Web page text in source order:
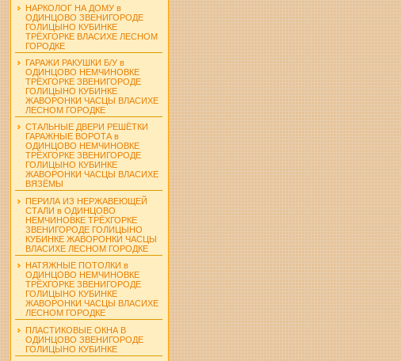
НАРКОЛОГ НА ДОМУ в
ОДИНЦОВО ЗВЕНИГОРОДЕ
ГОЛИЦЫНО КУБИНКЕ
ТРЁХГОРКЕ ВЛАСИХЕ ЛЕСНОМ
ГОРОДКЕ
ГАРАЖИ РАКУШКИ Б/У в
ОДИНЦОВО НЕМЧИНОВКЕ
ТРЁХГОРКЕ ЗВЕНИГОРОДЕ
ГОЛИЦЫНО КУБИНКЕ
ЖАВОРОНКИ ЧАСЦЫ ВЛАСИХЕ
ЛЕСНОМ ГОРОДКЕ
СТАЛЬНЫЕ ДВЕРИ РЕШЁТКИ
ГАРАЖНЫЕ ВОРОТА в
ОДИНЦОВО НЕМЧИНОВКЕ
ТРЁХГОРКЕ ЗВЕНИГОРОДЕ
ГОЛИЦЫНО КУБИНКЕ
ЖАВОРОНКИ ЧАСЦЫ ВЛАСИХЕ
ВЯЗЁМЫ
ПЕРИЛА ИЗ НЕРЖАВЕЮЩЕЙ
СТАЛИ в ОДИНЦОВО
НЕМЧИНОВКЕ ТРЁХГОРКЕ
ЗВЕНИГОРОДЕ ГОЛИЦЫНО
КУБИНКЕ ЖАВОРОНКИ ЧАСЦЫ
ВЛАСИХЕ ЛЕСНОМ ГОРОДКЕ
НАТЯЖНЫЕ ПОТОЛКИ в
ОДИНЦОВО НЕМЧИНОВКЕ
ТРЁХГОРКЕ ЗВЕНИГОРОДЕ
ГОЛИЦЫНО КУБИНКЕ
ЖАВОРОНКИ ЧАСЦЫ ВЛАСИХЕ
ЛЕСНОМ ГОРОДКЕ
ПЛАСТИКОВЫЕ ОКНА В
ОДИНЦОВО ЗВЕНИГОРОДЕ
ГОЛИЦЫНО КУБИНКЕ